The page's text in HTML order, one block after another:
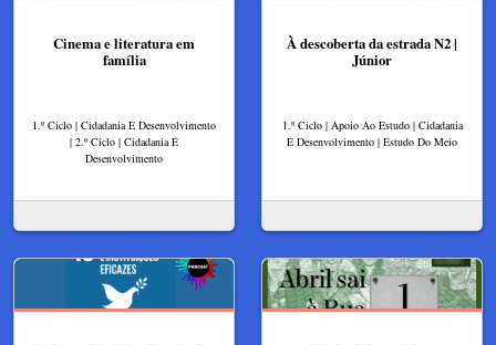
Cinema e literatura em
família
1.º Ciclo | Cidadania E Desenvolvimento
| 2.º Ciclo | Cidadania E
Desenvolvimento
À descoberta da estrada N2 |
Júnior
1.º Ciclo | Apoio Ao Estudo | Cidadania
E Desenvolvimento | Estudo Do Meio